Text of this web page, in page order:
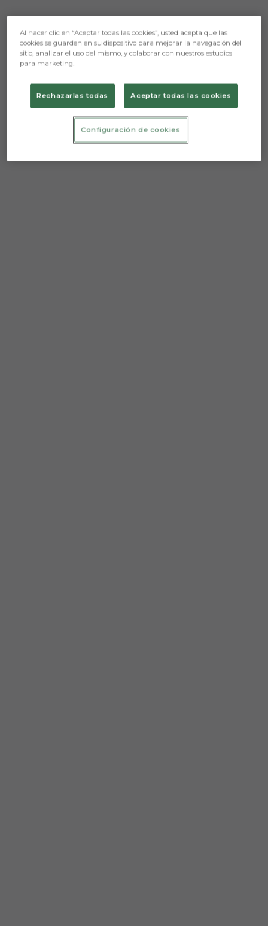
Al hacer clic en “Aceptar todas las cookies”, usted acepta que las
cookies se guarden en su dispositivo para mejorar la navegación del
sitio, analizar el uso del mismo, y colaborar con nuestros estudios
para marketing.
Rechazarlas todas Aceptar todas las cookies
Configuración de cookies